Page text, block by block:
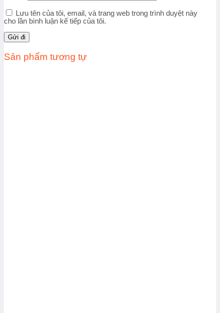
Lưu tên của tôi, email, và trang web trong trình duyệt này
cho lần bình luận kế tiếp của tôi.
Sản phẩm tương tự